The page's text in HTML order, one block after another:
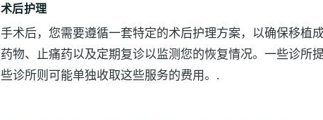
术后护理
手术后，您需要遵循一套特定的术后护理方案，以确保移植
药物、止痛药以及定期复诊以监测您的恢复情况。一些诊所
些诊所则可能单独收取这些服务的费用。.